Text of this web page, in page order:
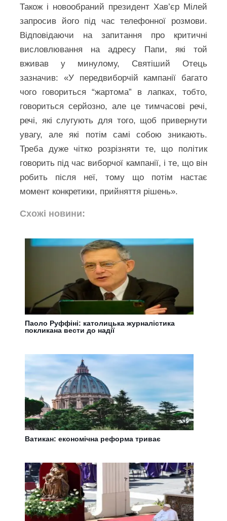
Також і новообраний президент Хав’єр Мілей
запросив його під час телефонної розмови.
Відповідаючи на запитання про критичні
висловлювання на адресу Папи, які той
вживав у минулому, Святіший Отець
зазначив: «У передвиборчій кампанії багато
чого говориться “жартома” в лапках, тобто,
говориться серйозно, але це тимчасові речі,
речі, які слугують для того, щоб привернути
увагу, але які потім самі собою зникають.
Треба дуже чітко розрізняти те, що політик
говорить під час виборчої кампанії, і те, що він
робить після неї, тому що потім настає
момент конкретики, прийняття рішень».
Схожі новини:
Паоло Руффіні: католицька журналістика
покликана вести до надії
Ватикан: економічна реформа триває